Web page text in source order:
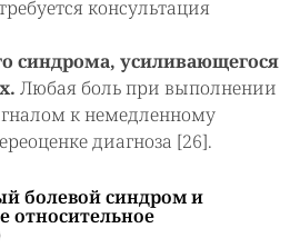
консультация
синдрома, усиливающегося
Любая боль при выполнении
к немедленному
диагноза [26].
болевой синдром и
относительное